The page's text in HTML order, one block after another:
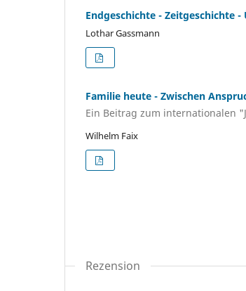
Endgeschichte - Zeitgeschichte -
Lothar Gassmann
Familie heute - Zwischen
Ein Beitrag zum internationalen
Wilhelm Faix
Rezension